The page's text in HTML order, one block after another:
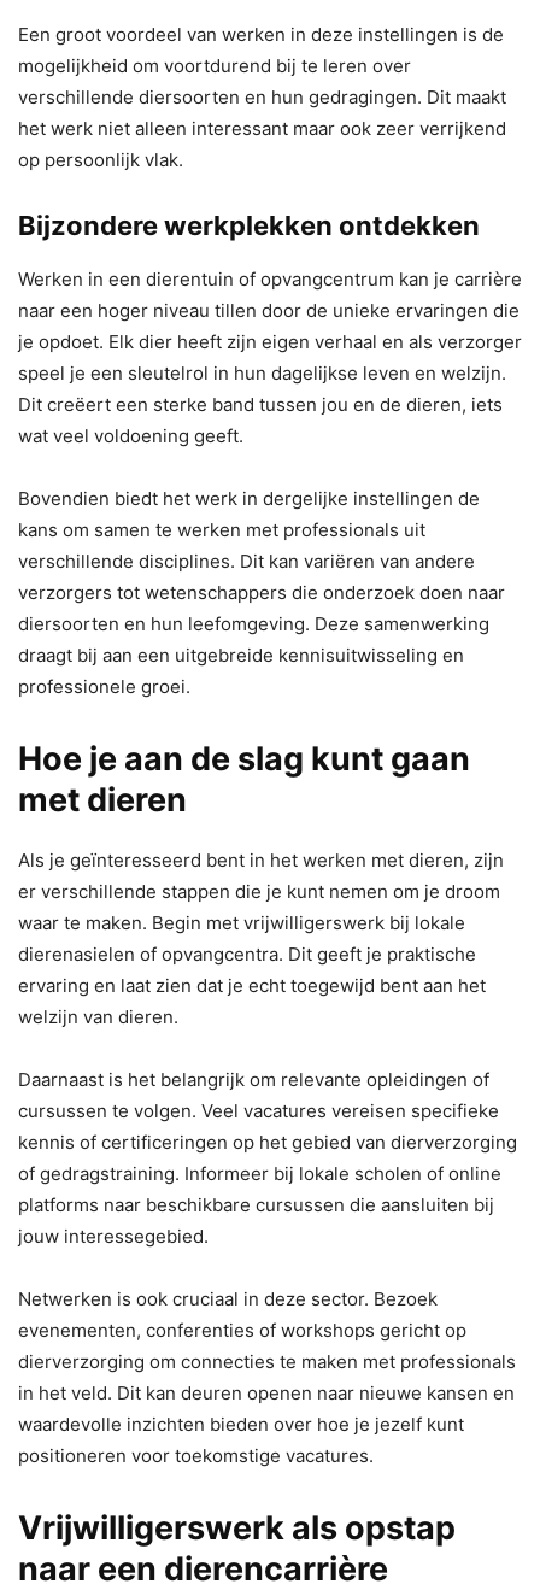
Een groot voordeel van werken in deze instellingen is de
mogelijkheid om voortdurend bij te leren over
verschillende diersoorten en hun gedragingen. Dit maakt
het werk niet alleen interessant maar ook zeer verrijkend
op persoonlijk vlak.
Bijzondere werkplekken ontdekken
Werken in een dierentuin of opvangcentrum kan je carrière
naar een hoger niveau tillen door de unieke ervaringen die
je opdoet. Elk dier heeft zijn eigen verhaal en als verzorger
speel je een sleutelrol in hun dagelijkse leven en welzijn.
Dit creëert een sterke band tussen jou en de dieren, iets
wat veel voldoening geeft.
Bovendien biedt het werk in dergelijke instellingen de
kans om samen te werken met professionals uit
verschillende disciplines. Dit kan variëren van andere
verzorgers tot wetenschappers die onderzoek doen naar
diersoorten en hun leefomgeving. Deze samenwerking
draagt bij aan een uitgebreide kennisuitwisseling en
professionele groei.
Hoe je aan de slag kunt gaan
met dieren
Als je geïnteresseerd bent in het werken met dieren, zijn
er verschillende stappen die je kunt nemen om je droom
waar te maken. Begin met vrijwilligerswerk bij lokale
dierenasielen of opvangcentra. Dit geeft je praktische
ervaring en laat zien dat je echt toegewijd bent aan het
welzijn van dieren.
Daarnaast is het belangrijk om relevante opleidingen of
cursussen te volgen. Veel vacatures vereisen specifieke
kennis of certificeringen op het gebied van dierverzorging
of gedragstraining. Informeer bij lokale scholen of online
platforms naar beschikbare cursussen die aansluiten bij
jouw interessegebied.
Netwerken is ook cruciaal in deze sector. Bezoek
evenementen, conferenties of workshops gericht op
dierverzorging om connecties te maken met professionals
in het veld. Dit kan deuren openen naar nieuwe kansen en
waardevolle inzichten bieden over hoe je jezelf kunt
positioneren voor toekomstige vacatures.
Vrijwilligerswerk als opstap
naar een dierencarrière